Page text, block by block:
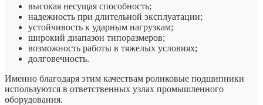
высокая несущая способность;
надежность при длительной эксплуатации;
устойчивость к ударным нагрузкам;
широкий диапазон типоразмеров;
возможность работы в тяжелых условиях;
долговечность.
Именно благодаря этим качествам роликовые подшипники
используются в ответственных узлах промышленного
оборудования.